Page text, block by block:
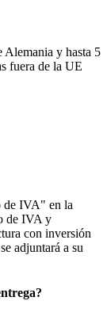
Alemania y hasta 5
fuera de la UE
de IVA" en la
de IVA y
con inversión
adjuntará a su